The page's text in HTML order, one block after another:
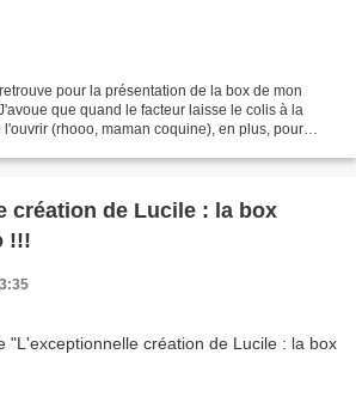
pour la présentation de la box de mon
que quand le facteur laisse le colis à la
(rhooo, maman coquine), en plus, pour
création de Lucile : la box
!!!